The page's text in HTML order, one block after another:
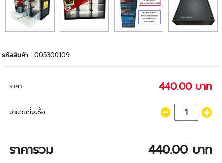
รหัสสินค้า :005300109
ราคา 440.00 บาท
จำนวนที่จะซื้อ
ราคารวม 440.00 บาท